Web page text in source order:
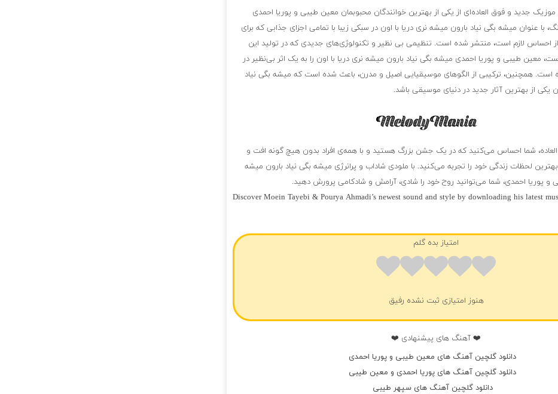
موزیک جدید و فوق العاده‌ای از یکی از بهترین خوانندگان محبوبمان معین طیبی و پوریا احمدی
با عنوان میشه بگی نیاد بارون میشه نری دریا با اون در سبکی زیبا با تمامی اجزای جذابی که برای
احساس لازم است، منتشر شده است. تنظیمی بی نظیر و تکنولوژی‌های جدیدی که در تولید این
معین طیبی و پوریا احمدی میشه بگی نیاد بارون میشه نری دریا با اون را به یک اثر بی‌نظیر در
است. همچنین، ترکیبی از الگوهای موسیقیایی اصیل و مدرن، باعث شده است که میشه بگی نیاد
یکی از بهترین آثار جدید در دنیای موسیقی باشد.
شما احساس می‌کنید که در یک جشن بزرگ هستید و با همه‌ی افراد بدون هیچ گونه افت و
لحظات زندگی خود را تجربه می‌کنید. با ملودی شاداب و پرانرژی میشه بگی نیاد بارون میشه
و پوریا احمدی، شما می‌توانید روح خود را شادی، آرامش و شادکامی پرورش دهید.
Discover Moein Tayebi & Pourya Ahmadi’s newest sound and style by downloading his latest
امتیاز بده گلم
هنوز امتیازی ثبت نشده رفیق
❤️ آهنگ های پیشنهادی ❤️
دانلود گلچین آهنگ های معین طیبی و پوریا احمدی
دانلود گلچین آهنگ های پوریا احمدی و معین طیبی
دانلود گلچین آهنگ های سپهر طیبی